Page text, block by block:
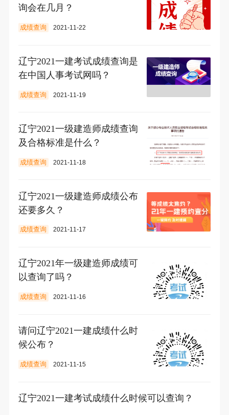
询会在几月？
成绩查询 2021-11-22
辽宁2021一建考试成绩查询是
在中国人事考试网吗？
成绩查询 2021-11-19
辽宁2021一级建造师成绩查询
及合格标准是什么？
成绩查询 2021-11-18
辽宁2021一级建造师成绩公布
还要多久？
成绩查询 2021-11-17
辽宁2021年一级建造师成绩可
以查询了吗？
成绩查询 2021-11-16
请问辽宁2021一建成绩什么时
候公布？
成绩查询 2021-11-15
辽宁2021一建考试成绩什么时候可以查询？